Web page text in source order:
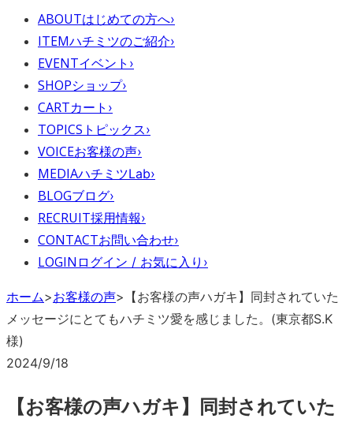
ABOUTはじめての方へ›
ITEMハチミツのご紹介›
EVENTイベント ›
SHOPショップ›
CARTカート ›
TOPICS トピックス›
VOICEお客様の声›
MEDIAハチミツLab›
BLOGブログ›
RECRUIT採用情報›
CONTACTお問い合わせ›
LOGIN ログイン / お気に入り ›
ホーム>お客様の声> 【お客様の声ハガキ】同封されていた
メッセージにとてもハチミツ愛を感じました。(東京都S.K
様)
2024/9/18
【お客様の声ハガキ】同封されていた